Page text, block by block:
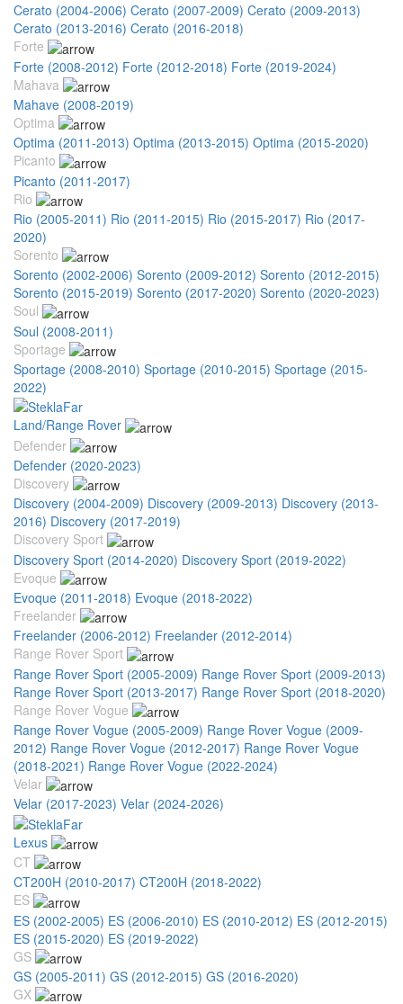
Cerato (2004-2006) Cerato (2007-2009) Cerato (2009-2013)
Cerato (2013-2016) Cerato (2016-2018)
Forte
Forte (2008-2012) Forte (2012-2018) Forte (2019-2024)
Mahava
Mahave (2008-2019)
Optima
Optima (2011-2013) Optima (2013-2015) Optima (2015-2020)
Picanto
Picanto (2011-2017)
Rio
Rio (2005-2011) Rio (2011-2015) Rio (2015-2017) Rio (2017-
2020)
Sorento
Sorento (2002-2006) Sorento (2009-2012) Sorento (2012-2015)
Sorento (2015-2019) Sorento (2017-2020) Sorento (2020-2023)
Soul
Soul (2008-2011)
Sportage
Sportage (2008-2010) Sportage (2010-2015) Sportage (2015-
2022)
Land/Range Rover
Defender
Defender (2020-2023)
Discovery
Discovery (2004-2009) Discovery (2009-2013) Discovery (2013-
2016) Discovery (2017-2019)
Discovery Sport
Discovery Sport (2014-2020) Discovery Sport (2019-2022)
Evoque
Evoque (2011-2018) Evoque (2018-2022)
Freelander
Freelander (2006-2012) Freelander (2012-2014)
Range Rover Sport
Range Rover Sport (2005-2009) Range Rover Sport (2009-2013)
Range Rover Sport (2013-2017) Range Rover Sport (2018-2020)
Range Rover Vogue
Range Rover Vogue (2005-2009) Range Rover Vogue (2009-
2012) Range Rover Vogue (2012-2017) Range Rover Vogue
(2018-2021) Range Rover Vogue (2022-2024)
Velar
Velar (2017-2023) Velar (2024-2026)
Lexus
CT
CT200H (2010-2017) CT200H (2018-2022)
ES
ES (2002-2005) ES (2006-2010) ES (2010-2012) ES (2012-2015)
ES (2015-2020) ES (2019-2022)
GS
GS (2005-2011) GS (2012-2015) GS (2016-2020)
GX